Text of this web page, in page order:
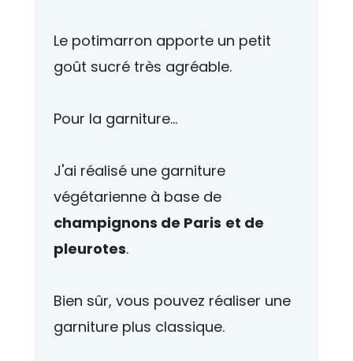
Le potimarron apporte un petit
goût sucré très agréable.
Pour la garniture...
J'ai réalisé une garniture
végétarienne à base de
champignons de Paris et de
pleurotes.
Bien sûr, vous pouvez réaliser une
garniture plus classique.